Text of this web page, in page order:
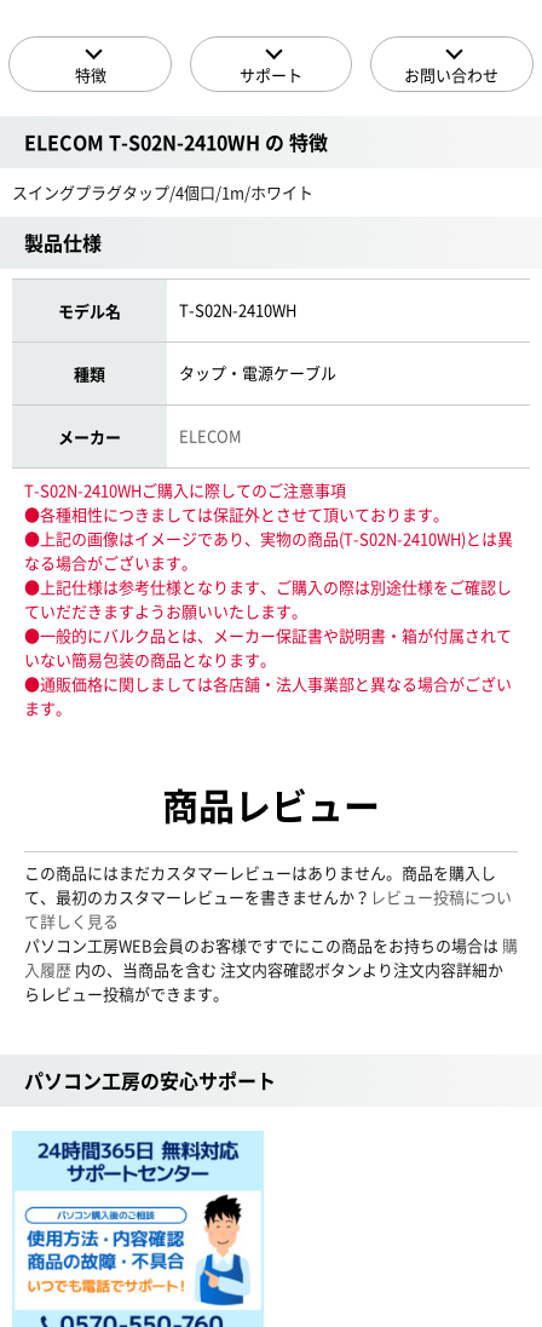
特徴 サポート お問い合わせ
ELECOM T-S02N-2410WH の 特徴
スイングプラグタップ/4個口/1m/ホワイト
製品仕様
モデル名 T-S02N-2410WH
種類 タップ・電源ケーブル
メーカー ELECOM
T-S02N-2410WHご購入に際してのご注意事項
●各種相性につきましては保証外とさせて頂いております。
●上記の画像はイメージであり、実物の商品(T-S02N-2410WH)とは異
なる場合がございます。
●上記仕様は参考仕様となります、ご購入の際は別途仕様をご確認し
ていだだきますようお願いいたします。
●一般的にバルク品とは、メーカー保証書や説明書・箱が付属されて
いない簡易包装の商品となります。
●通販価格に関しましては各店舗・法人事業部と異なる場合がござい
ます。
商品レビュー
この商品にはまだカスタマーレビューはありません。商品を購入し
て、最初のカスタマーレビューを書きませんか？ レビュー投稿につい
て詳しく見る
パソコン工房WEB会員のお客様ですでにこの商品をお持ちの場合は 購
入履歴 内の、当商品を含む 注文内容確認ボタンより注文内容詳細か
らレビュー投稿ができます。
パソコン工房の安心サポート